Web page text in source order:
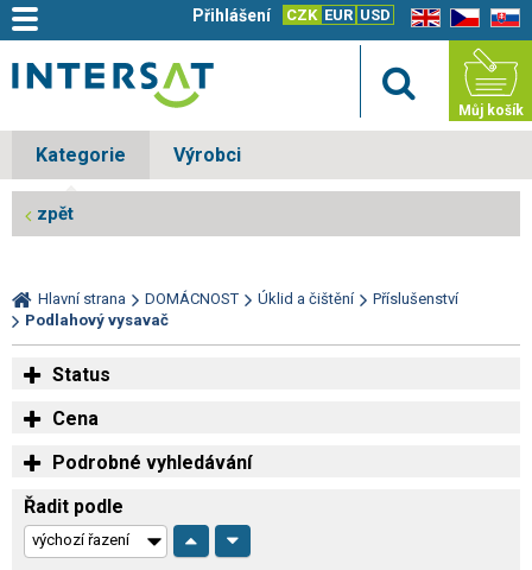
EN CZ SK
CZK EUR USD
Přihlášení
Můj košík
Kategorie Výrobci
zpět
Hlavní strana DOMÁCNOST Úklid a čištění
Příslušenství
Podlahový vysavač
Status
Cena
Podrobné vyhledávání
Řadit podle